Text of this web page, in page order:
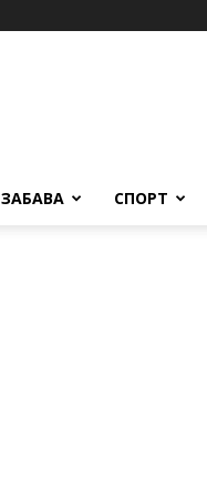
ЗАБАВА СПОРТ